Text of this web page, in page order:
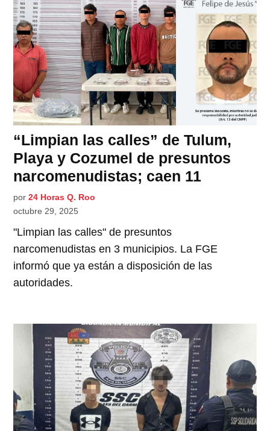
“Limpian las calles” de Tulum,
Playa y Cozumel de presuntos
narcomenudistas; caen 11
por 24 Horas Q. Roo
octubre 29, 2025
"Limpian las calles" de presuntos
narcomenudistas en 3 municipios. La FGE
informó que ya están a disposición de las
autoridades.